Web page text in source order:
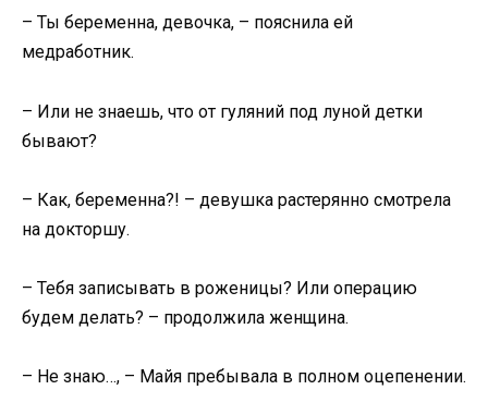
– Ты беременна, девочка, – пояснила ей
медработник.
– Или не знаешь, что от гуляний под луной детки
бывают?
– Как, беременна?! – девушка растерянно смотрела
на докторшу.
– Тебя записывать в роженицы? Или операцию
будем делать? – продолжила женщина.
– Не знаю…, – Майя пребывала в полном оцепенении.